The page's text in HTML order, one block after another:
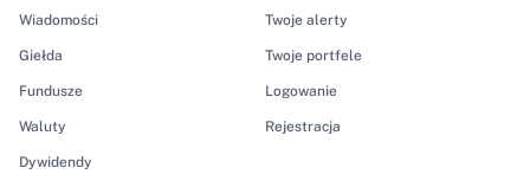
Wiadomości
Giełda
Fundusze
Waluty
Dywidendy
Twoje alerty
Twoje portfele
Logowanie
Rejestracja